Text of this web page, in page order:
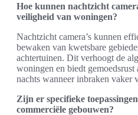
Hoe kunnen nachtzicht
veiligheid van woningen?
Nachtzicht camera’s kunnen
bewaken van kwetsbare
achtertuinen. Dit verhoogt de
woningen en biedt gemoedsrust
nachts wanneer inbraken vaker
Zijn er specifieke
commerciële gebouwen?